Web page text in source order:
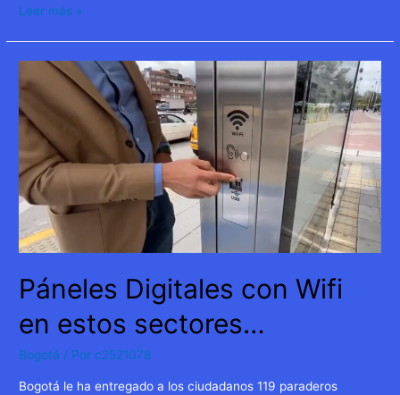
Ferias
Mínimo
Garantizado
Leer más »
Páneles Digitales con Wifi
en estos sectores…
Bogotá / Por c2521078
Bogotá le ha entregado a los ciudadanos 119 paraderos